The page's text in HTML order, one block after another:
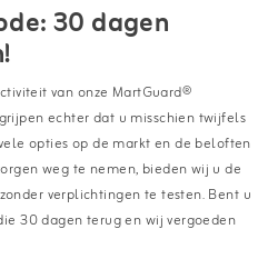
30 dagen
van onze MartGuard®
echter dat u misschien twijfels
opties op de markt en de beloften
weg te nemen, bieden wij u de
verplichtingen te testen. Bent u
30 dagen terug en wij vergoeden